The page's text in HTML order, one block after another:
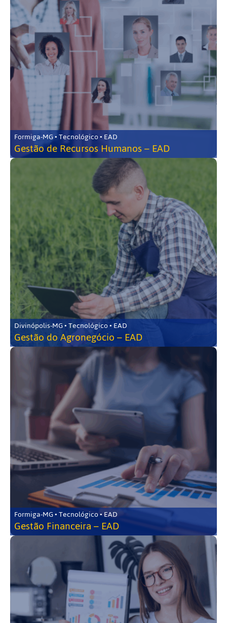
Formiga-MG • Tecnológico • EAD
Gestão de Recursos Humanos – EAD
Divinópolis-MG • Tecnológico • EAD
Gestão do Agronegócio – EAD
Formiga-MG • Tecnológico • EAD
Gestão Financeira – EAD